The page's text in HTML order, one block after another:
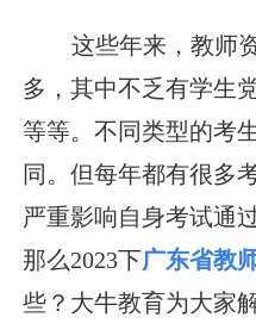
这些年来，教师
多，其中不乏有学生
等等。不同类型的考
同。但每年都有很多
严重影响自身考试通
那么2023下广东省教
些？大牛教育为大家解